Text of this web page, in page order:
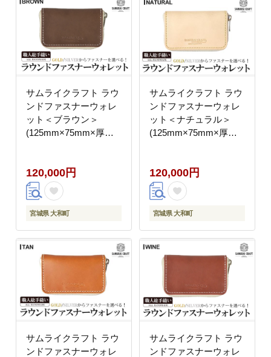
ta274-yellow
サムライクラフト ラウ
ンドファスナーウォレ
ット＜ブラウン＞
(125mm×75mm×厚み
サイフ ギフト 日本製
手縫い ハンドメイド フ
ァッション 小物
Samurai Craft【株式会
brown
120,000円
宮城県 大和町
サムライクラフト ラウ
ンドファスナーウォレ
ット＜ナチュラル＞
(125mm×75mm×厚み
サイフ ギフト 日本製
手縫い ハンドメイド フ
ァッション 小物
Samurai Craft【株式会
natural
120,000円
宮城県 大和町
サムライクラフト ラウ
ンドファスナーウォレ
サムライクラフト ラウ
ンドファスナーウォレ